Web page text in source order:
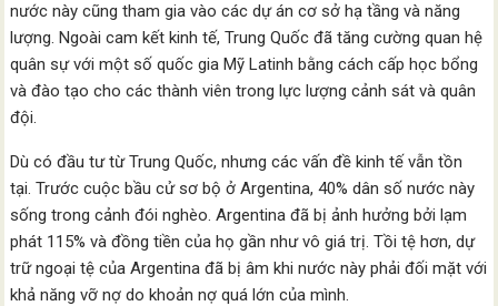
nước này cũng tham gia vào các dự án cơ sở hạ tầng và năng
lượng. Ngoài cam kết kinh tế, Trung Quốc đã tăng cường quan hệ
quân sự với một số quốc gia Mỹ Latinh bằng cách cấp học bổng
và đào tạo cho các thành viên trong lực lượng cảnh sát và quân
đội.
Dù có đầu tư từ Trung Quốc, nhưng các vấn đề kinh tế vẫn tồn
tại. Trước cuộc bầu cử sơ bộ ở Argentina, 40% dân số nước này
sống trong cảnh đói nghèo. Argentina đã bị ảnh hưởng bởi lạm
phát 115% và đồng tiền của họ gần như vô giá trị. Tồi tệ hơn, dự
trữ ngoại tệ của Argentina đã bị âm khi nước này phải đối mặt với
khả năng vỡ nợ do khoản nợ quá lớn của mình.